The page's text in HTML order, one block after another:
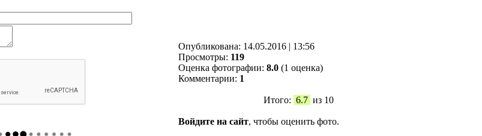
Опубликованa: 14.05.2016 | 13:56
Просмотры: 119
Оценка фотографии: 8.0 (1 оценка)
Комментарии: 1
Итого: 6.7 из 10
Войдите на сайт, чтобы оценить фото.